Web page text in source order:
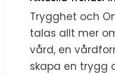
Trygghet och
talas allt mer
vård, en
skapa en trygg